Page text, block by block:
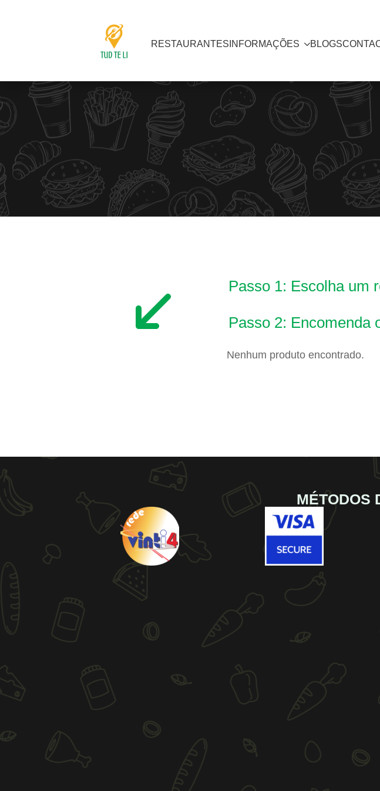
RESTAURANTES INFORMAÇÕES BLOGS
Passo 1: Escolha um
Passo 2: Encomenda
Nenhum produto encontrado.
MÉTODOS